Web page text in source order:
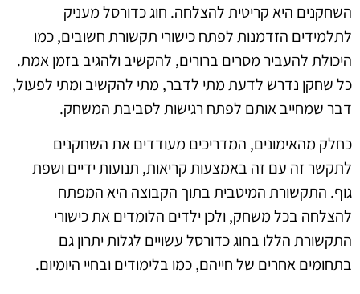
השחקנים היא קריטית להצלחה. חוג כדורסל מעניק
לתלמידים הזדמנות לפתח כישורי תקשורת חשובים, כמו
היכולת להעביר מסרים ברורים, להקשיב ולהגיב בזמן אמת.
כל שחקן נדרש לדעת מתי לדבר, מתי להקשיב ומתי לפעול,
דבר שמחייב אותם לפתח רגישות לסביבת המשחק.
כחלק מהאימונים, המדריכים מעודדים את השחקנים
לתקשר זה עם זה באמצעות קריאות, תנועות ידיים ושפת
גוף. התקשורת המיטבית בתוך הקבוצה היא המפתח
להצלחה בכל משחק, ולכן ילדים הלומדים את כישורי
התקשורת הללו בחוג כדורסל עשויים לגלות יתרון גם
בתחומים אחרים של חייהם, כמו בלימודים ובחיי היומיום.